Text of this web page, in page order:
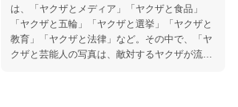
は、「ヤクザとメディア」「ヤクザと食品」
「ヤクザと五輪」「ヤクザと選挙」「ヤクザと
教育」「ヤクザと法律」など。その中で、「ヤ
クザと芸能人の写真は、敵対するヤクザが流